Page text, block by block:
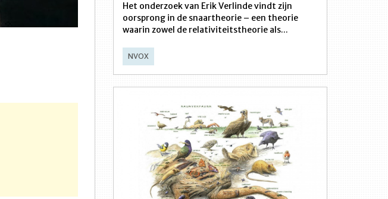
Het onderzoek van Erik Verlinde vindt zijn
oorsprong in de snaartheorie – een theorie
waarin zowel de relativiteitstheorie als...
NVOX